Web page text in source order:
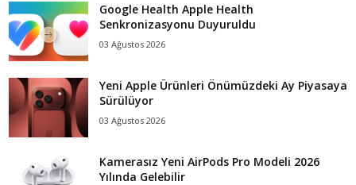
Google Health Apple Health
Senkronizasyonu Duyuruldu
03 Ağustos 2026
Yeni Apple Ürünleri Önümüzdeki Ay Piyasaya
Sürülüyor
03 Ağustos 2026
Kamerasız Yeni AirPods Pro Modeli 2026
Yılında Gelebilir